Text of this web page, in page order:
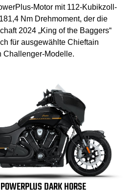
Motor mit 112-Kubikzoll-
Nm Drehmoment, der die
2024 „King of the Baggers“
für ausgewählte Chieftain
Challenger-Modelle.
DARK HORSE